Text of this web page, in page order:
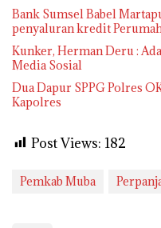
Bank Sumsel Babel
penyaluran kredit
Kunker, Herman Deru :
Media Sosial
Dua Dapur SPPG Polres
Kapolres
Post Views: 182
Pemkab Muba